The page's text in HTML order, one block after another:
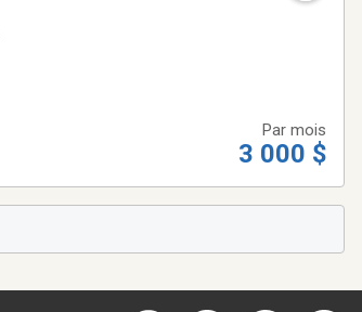
Par mois
3 000 $